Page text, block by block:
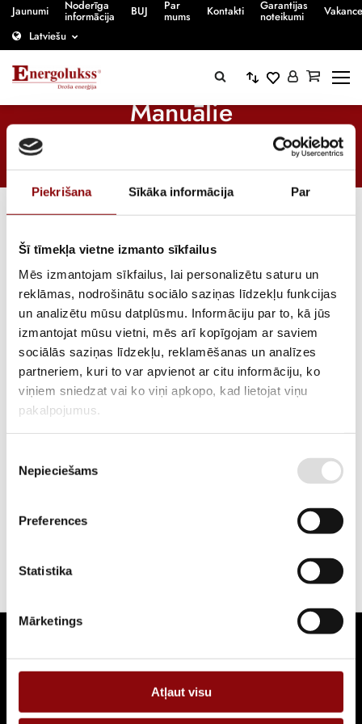
Piekrišana Sīkāka informācija Par
Šī tīmekļa vietne izmanto sīkfailus
Mēs izmantojam sīkfailus, lai personalizētu saturu un
reklāmas, nodrošinātu sociālo saziņas līdzekļu funkcijas
un analizētu mūsu datplūsmu. Informāciju par to, kā jūs
izmantojat mūsu vietni, mēs arī kopīgojam ar saviem
sociālās saziņas līdzekļu, reklamēšanas un analīzes
partneriem, kuri to var apvienot ar citu informāciju, ko
viņiem sniedzat vai ko viņi apkopo, kad lietojat viņu
pakalpojumus.
izvēle
Nepieciešams
Preferences
Statistika
Mārketings
Atļaut visu
Jaunumi Noderīga
informācija BUJ Par
mums Kontakti Garantijas
noteikumi
Latviešu
Manuālie
Sākumlapa Elektroinstalācijas komponentes /
NO 125A LĪDZ 3200A
pārtraukuma indikatoru. Tie nodrošina slodzes pārslēgšanu starp
Seko jaunumiem
Pieraksties, lai uzzinātu par jaunākajiem piedāvājumiem